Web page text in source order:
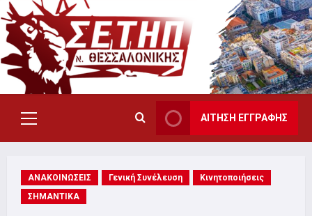
Skip
to
content
Primary
Menu
ΑΙΤΗΣΗ ΕΓΓΡΑΦΗΣ
ΑΝΑΚΟΙΝΩΣΕΙΣ Γενική Συνέλευση
Κινητοποιήσεις
ΣΗΜΑΝΤΙΚΑ